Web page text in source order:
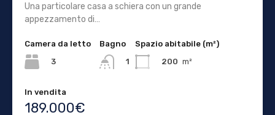
Una particolare casa a schiera con un grande
appezzamento di…
Camera da letto
3
Bagno
1
Spazio abitabile (m²)
200 m²
In vendita
189.000€